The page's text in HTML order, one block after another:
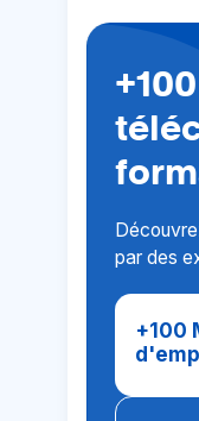
par des
+100